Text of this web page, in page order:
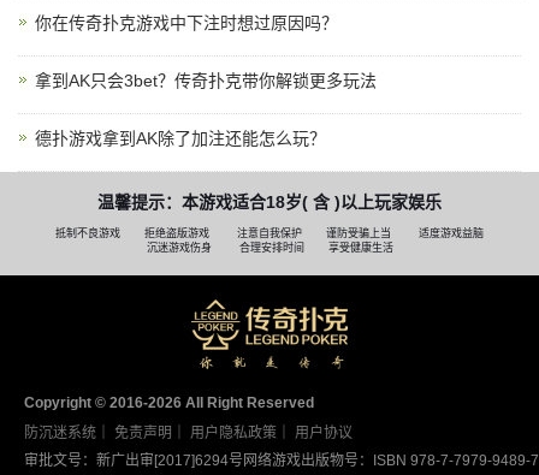
你在传奇扑克游戏中下注时想过原因吗？
拿到AK只会3bet？传奇扑克带你解锁更多玩法
德扑游戏拿到AK除了加注还能怎么玩？
温馨提示：本游戏适合18岁( 含 )以上玩家娱乐
抵制不良游戏 拒绝盗版游戏 注意自我保护 谨防受骗上当
适度游戏益脑
沉迷游戏伤身
合理安排时间 享受健康生活
Copyright © 2016-2026 AII Right Reserved
防沉迷系统
免责声明 用户隐私政策
用户协议
审批文号：新广出审[2017]6294号 网络游戏出版物号：ISBN 978-7-7979-9489-7